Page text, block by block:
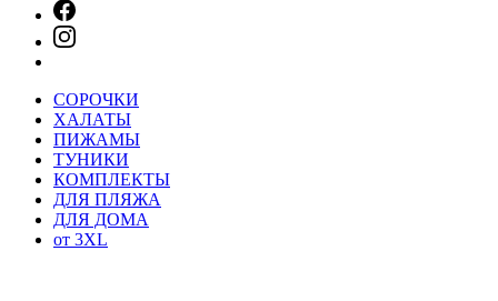
СОРОЧКИ
ХАЛАТЫ
ПИЖАМЫ
ТУНИКИ
КОМПЛЕКТЫ
ДЛЯ ПЛЯЖА
ДЛЯ ДОМА
от 3XL